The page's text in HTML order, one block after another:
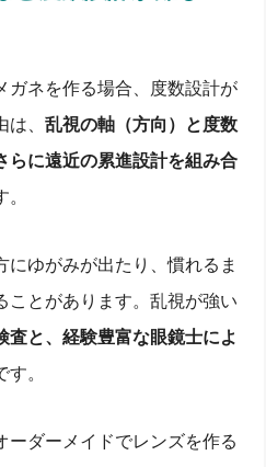
ガネを作る場合、度数設計が
は、乱視の軸（方向）と度数
らに遠近の累進設計を組み合
にゆがみが出たり、慣れるま
ことがあります。乱視が強い
査と、経験豊富な眼鏡士によ
す。
ーダーメイドでレンズを作る